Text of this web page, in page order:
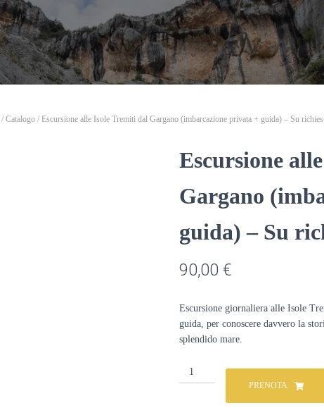
/ Catalogo / Escursione alle Isole Tremiti dal Gargano (imbarcazione privata + guida) – Su
Escursione
Gargano
guida) – Su
90,00 €
Escursione giornaliera alle Isole
guida, per conoscere davvero la
splendido mare.
Escursione
alle
PRENOTA